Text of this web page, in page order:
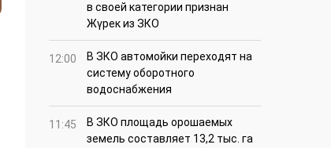
в своей категории признан
Жүрек из ЗКО
12:00
В ЗКО автомойки переходят на
систему оборотного
водоснабжения
11:45
В ЗКО площадь орошаемых
земель составляет 13,2 тыс. га